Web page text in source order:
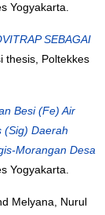
Yogyakarta.
SEBAGAI
thesis, Poltekkes
Besi (Fe) Air
(Sig) Daerah
Morangan Desa
Yogyakarta.
Melyana, Nurul